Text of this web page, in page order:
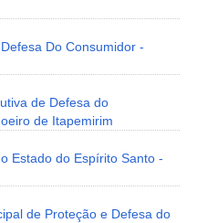
Do Consumidor -
de Defesa do
de Itapemirim
Estado do Espírito Santo -
de Proteção e Defesa do